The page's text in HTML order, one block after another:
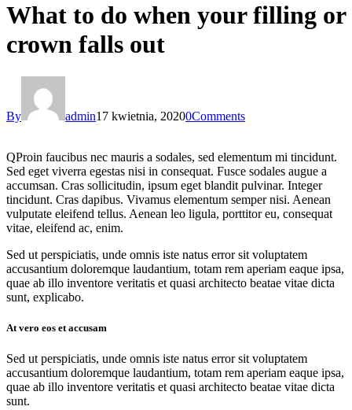
What to do when your filling or
crown falls out
By admin17 kwietnia, 20200Comments
QProin faucibus nec mauris a sodales, sed elementum mi tincidunt.
Sed eget viverra egestas nisi in consequat. Fusce sodales augue a
accumsan. Cras sollicitudin, ipsum eget blandit pulvinar. Integer
tincidunt. Cras dapibus. Vivamus elementum semper nisi. Aenean
vulputate eleifend tellus. Aenean leo ligula, porttitor eu, consequat
vitae, eleifend ac, enim.
Sed ut perspiciatis, unde omnis iste natus error sit voluptatem
accusantium doloremque laudantium, totam rem aperiam eaque ipsa,
quae ab illo inventore veritatis et quasi architecto beatae vitae dicta
sunt, explicabo.
At vero eos et accusam
Sed ut perspiciatis, unde omnis iste natus error sit voluptatem
accusantium doloremque laudantium, totam rem aperiam eaque ipsa,
quae ab illo inventore veritatis et quasi architecto beatae vitae dicta
sunt.